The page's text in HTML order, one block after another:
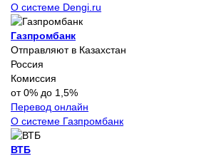
О системе Dengi.ru
Газпромбанк
Отправляют в Казахстан
Россия
Комиссия
от 0% до 1,5%
Перевод онлайн
О системе Газпромбанк
ВТБ